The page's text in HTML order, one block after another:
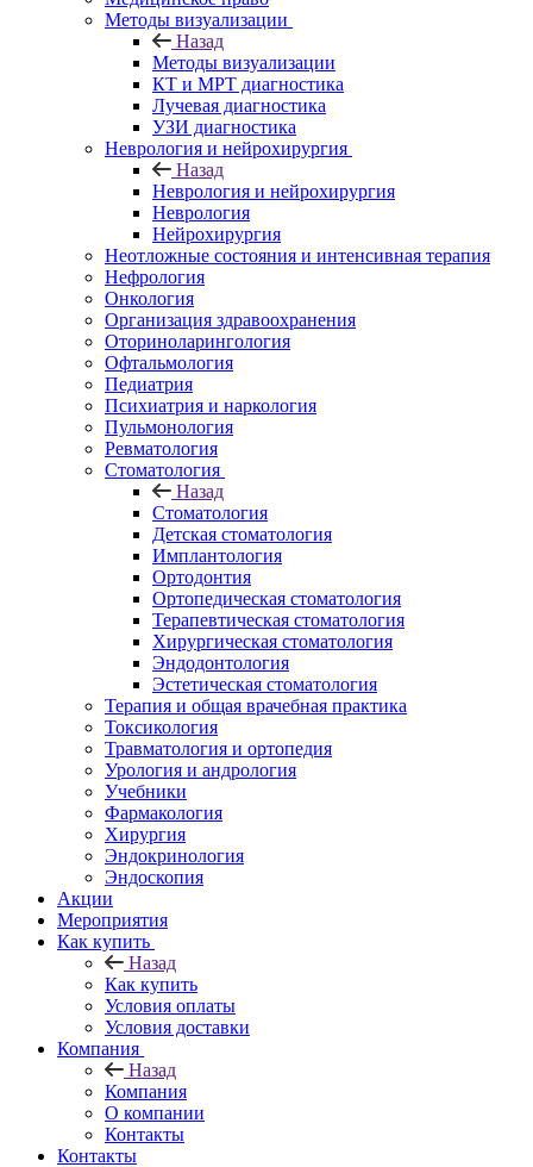
Методы визуализации
Назад
Методы визуализации
КТ и МРТ диагностика
Лучевая диагностика
УЗИ диагностика
Неврология и нейрохирургия
Назад
Неврология и нейрохирургия
Неврология
Нейрохирургия
Неотложные состояния и интенсивная терапия
Нефрология
Онкология
Организация здравоохранения
Оториноларингология
Офтальмология
Педиатрия
Психиатрия и наркология
Пульмонология
Ревматология
Стоматология
Назад
Стоматология
Детская стоматология
Имплантология
Ортодонтия
Ортопедическая стоматология
Терапевтическая стоматология
Хирургическая стоматология
Эндодонтология
Эстетическая стоматология
Терапия и общая врачебная практика
Токсикология
Травматология и ортопедия
Урология и андрология
Учебники
Фармакология
Хирургия
Эндокринология
Эндоскопия
Акции
Мероприятия
Как купить
Назад
Как купить
Условия оплаты
Условия доставки
Компания
Назад
Компания
О компании
Контакты
Контакты